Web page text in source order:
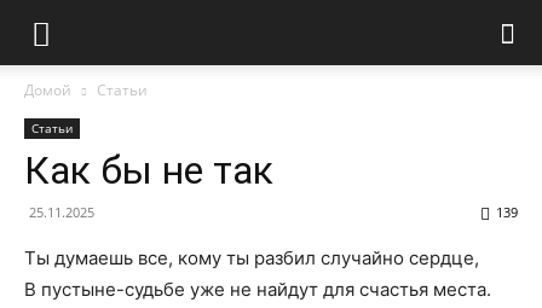
Домой Статьи
Статьи
Как бы не так
25.11.2025 139
Ты думаешь все, кому ты разбил случайно сердце,
В пустыне-судьбе уже не найдут для счастья места.